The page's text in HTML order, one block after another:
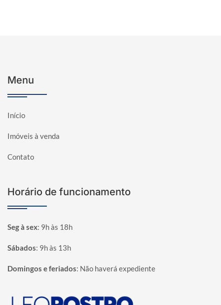
Menu
Início
Imóveis à venda
Contato
Horário de funcionamento
Seg à sex: 9h às 18h
Sábados: 9h às 13h
Domingos e feriados: Não haverá expediente
Página inicial